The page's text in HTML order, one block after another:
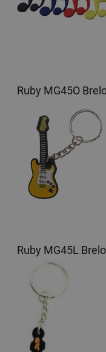
Ruby MG45O
Ruby MG45L